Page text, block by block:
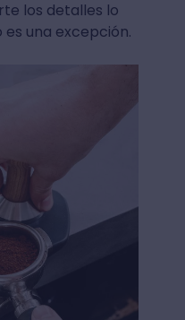
los detalles lo
una excepción.